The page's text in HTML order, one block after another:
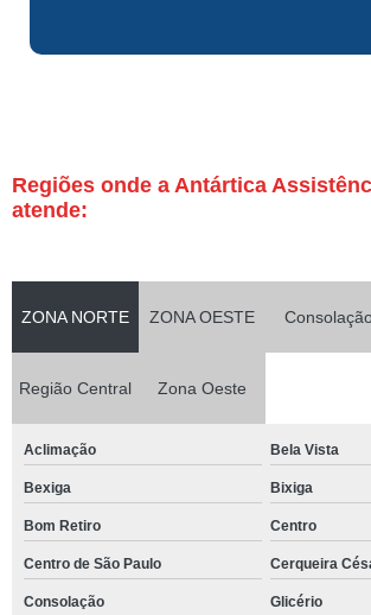
Regiões onde a Antártica
atende:
ZONA NORTE ZONA OESTE
Região Central Zona Oeste
Aclimação Bela Vista
Bexiga Bixiga
Bom Retiro Centro
Centro de São Paulo Cerqueira
Consolação Glicério